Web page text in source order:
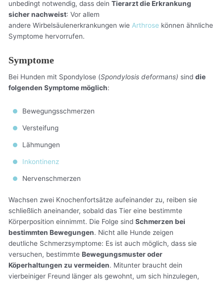
unbedingt notwendig, dass deinTierarzt die Erkrankung
sicher nachweist: Vor allem
andere Wirbelsäulenerkrankungen wie Arthrose können ähnliche
Symptome hervorrufen.
Symptome
Bei Hunden mit Spondylose (Spondylosis deformans) sinddie
folgenden Symptome möglich:
Bewegungsschmerzen
Versteifung
Lähmungen
Inkontinenz
Nervenschmerzen
Wachsen zwei Knochenfortsätze aufeinander zu, reiben sie
schließlich aneinander, sobald das Tier eine bestimmte
Körperposition einnimmt. Die Folge sindSchmerzen bei
bestimmten Bewegungen. Nicht alle Hunde zeigen
deutliche Schmerzsymptome: Es ist auch möglich, dass sie
versuchen, bestimmteBewegungsmuster oder
Köperhaltungen zu vermeiden. Mitunter braucht dein
vierbeiniger Freund länger als gewohnt, um sich hinzulegen,